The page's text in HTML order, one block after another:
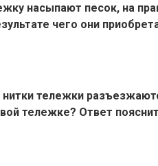
насыпают песок, на
чего они
тележки
тележке? Ответ